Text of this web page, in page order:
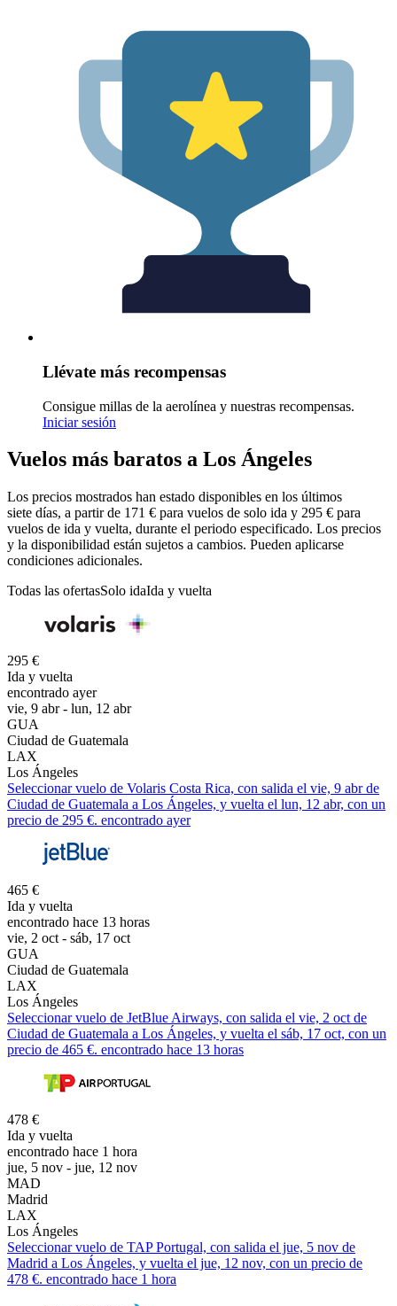
Llévate más recompensas
Consigue millas de la aerolínea y nuestras recompensas.
Iniciar sesión
Vuelos más baratos a Los Ángeles
Los precios mostrados han estado disponibles en los últimos
siete días, a partir de 171 € para vuelos de solo ida y 295 € para
vuelos de ida y vuelta, durante el periodo especificado. Los precios
y la disponibilidad están sujetos a cambios. Pueden aplicarse
condiciones adicionales.
Todas las ofertasSolo idaIda y vuelta
295 €
Ida y vuelta
encontrado ayer
vie, 9 abr - lun, 12 abr
GUA
Ciudad de Guatemala
LAX
Los Ángeles
Seleccionar vuelo de Volaris Costa Rica, con salida el vie, 9 abr de
Ciudad de Guatemala a Los Ángeles, y vuelta el lun, 12 abr, con un
precio de 295 €. encontrado ayer
465 €
Ida y vuelta
encontrado hace 13 horas
vie, 2 oct - sáb, 17 oct
GUA
Ciudad de Guatemala
LAX
Los Ángeles
Seleccionar vuelo de JetBlue Airways, con salida el vie, 2 oct de
Ciudad de Guatemala a Los Ángeles, y vuelta el sáb, 17 oct, con un
precio de 465 €. encontrado hace 13 horas
478 €
Ida y vuelta
encontrado hace 1 hora
jue, 5 nov - jue, 12 nov
MAD
Madrid
LAX
Los Ángeles
Seleccionar vuelo de TAP Portugal, con salida el jue, 5 nov de
Madrid a Los Ángeles, y vuelta el jue, 12 nov, con un precio de
478 €. encontrado hace 1 hora